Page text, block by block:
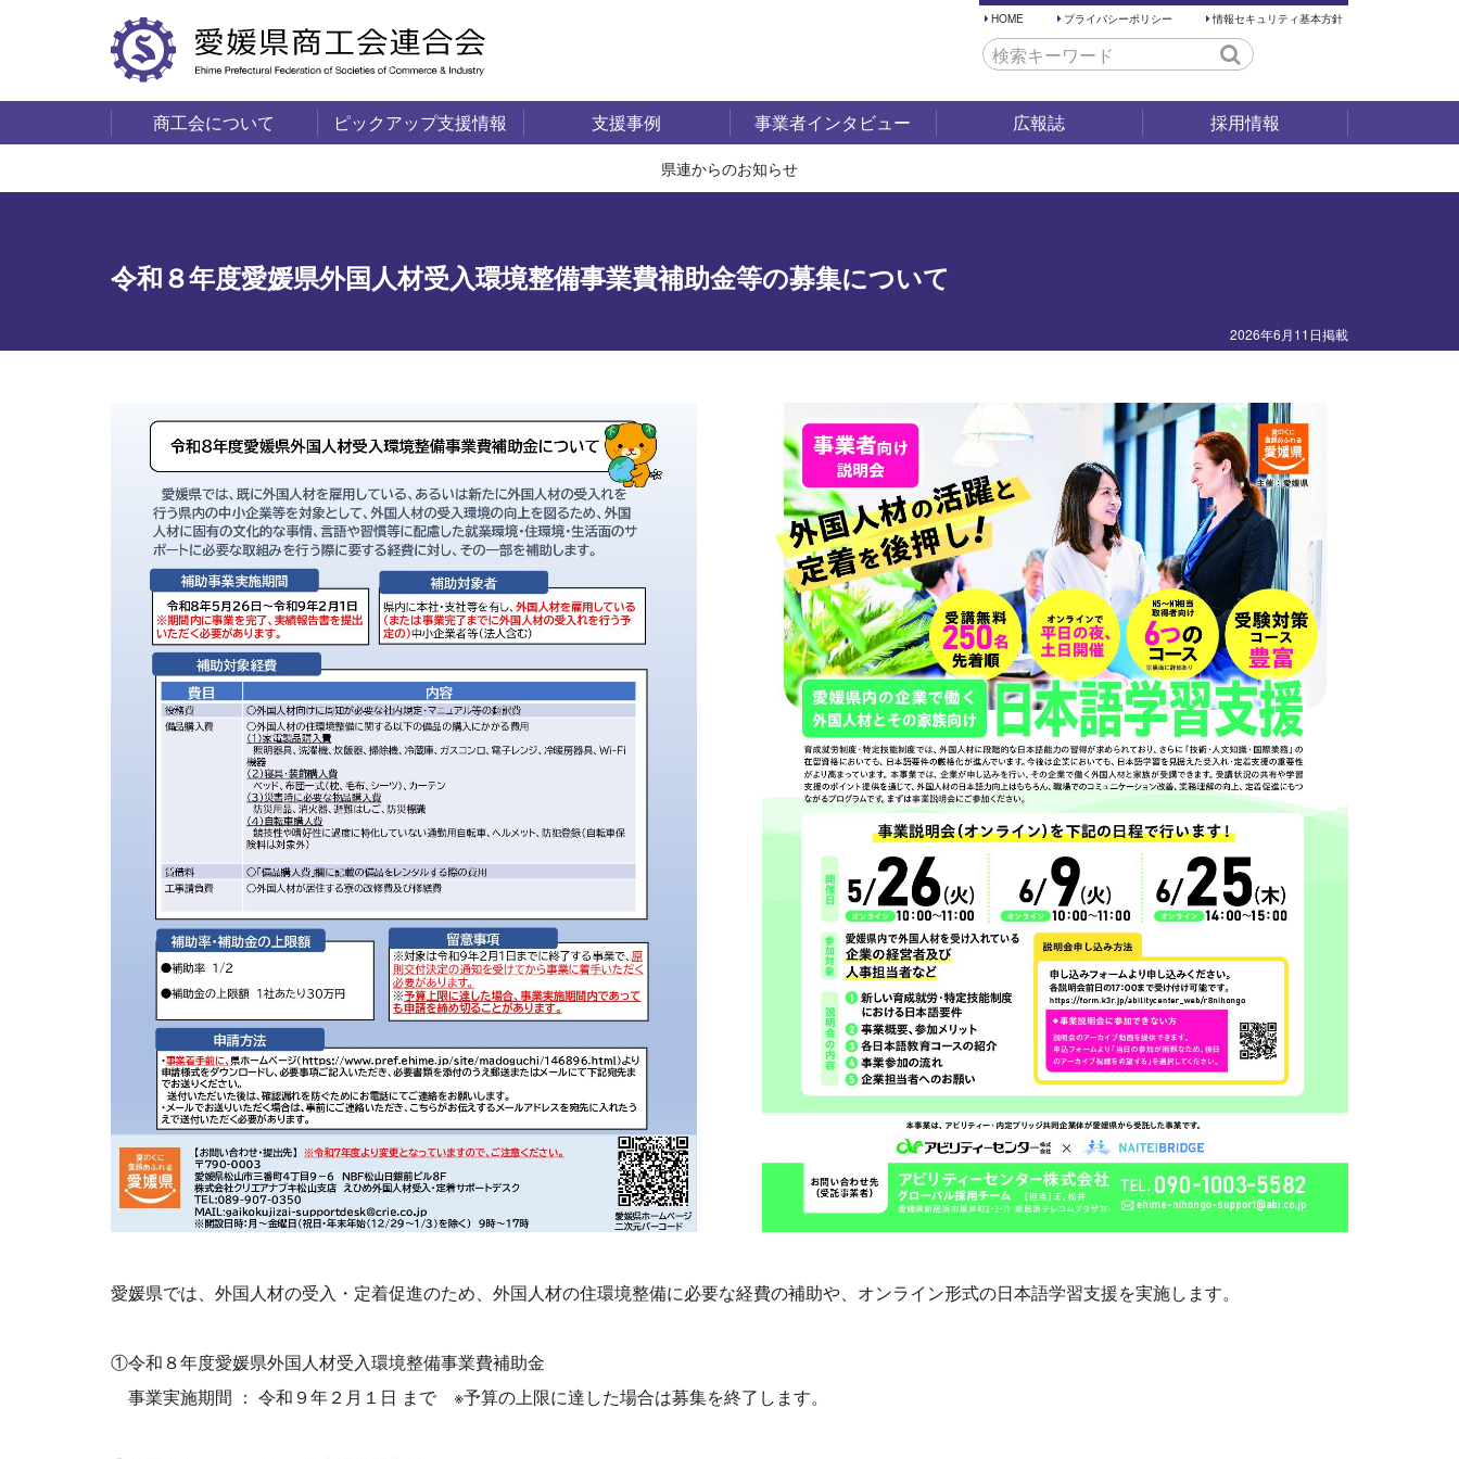
HOME プライバシーポリシー 情報セキュリティ基本方針
商工会について ピックアップ支援情報 支援事例 事業者インタビュー 広報誌 採用情報
県連からのお知らせ
令和８年度愛媛県外国人材受入環境整備事業費補助金等の募集について
2026年6月11日掲載
愛媛県では、外国人材の受入・定着促進のため、外国人材の住環境整備に必要な経費の補助や、オンライン形式の日本語学習支援を実施します。
①令和８年度愛媛県外国人材受入環境整備事業費補助金
事業実施期間 ： 令和９年２月１日 まで ※予算の上限に達した場合は募集を終了します。